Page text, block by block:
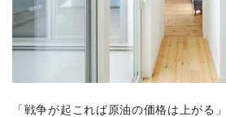
「戦争が起これば原油の価格は上がる」